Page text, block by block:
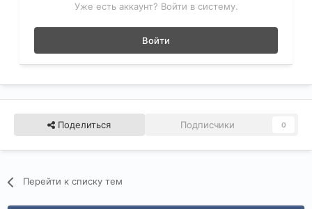
Уже есть аккаунт? Войти в систему.
Войти
Поделиться Подписчики 0
Перейти к списку тем